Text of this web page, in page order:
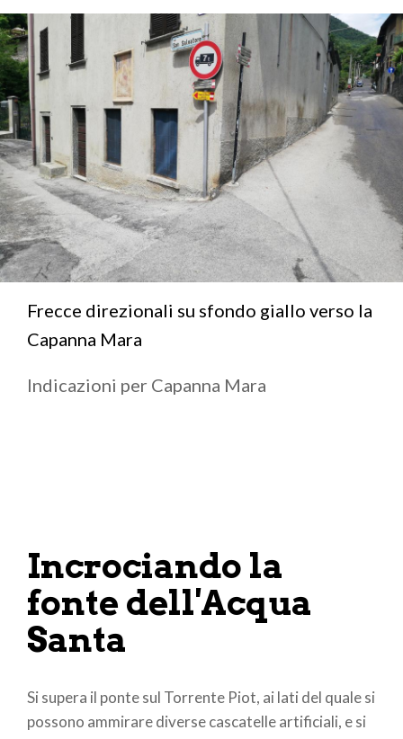
Frecce direzionali su sfondo giallo verso la
Capanna Mara
Indicazioni per Capanna Mara
Incrociando la
fonte dell'Acqua
Santa
Si supera il ponte sul Torrente Piot, ai lati del quale si
possono ammirare diverse cascatelle artificiali, e si